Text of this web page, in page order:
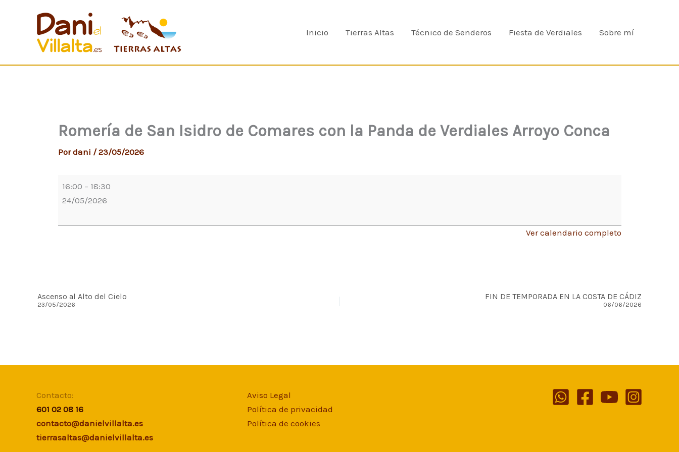
contenido
Inicio Tierras Altas Técnico de Senderos Fiesta de Verdiales Sobre mí
Romería de San Isidro de Comares con la Panda de Verdiales Arroyo Conca
Pordani /23/05/2026
de
San
Isidro
de
de
Verdiales
16:00 – 18:30
24/05/2026
Ver calendario completo
Ascenso al Alto del Cielo
23/05/2026
FIN DE TEMPORADA EN LA COSTA DE CÁDIZ
06/06/2026
Contacto:
601 02 08 16
contacto@danielvillalta.es
tierrasaltas@danielvillalta.es
Aviso Legal
Política de privacidad
Política de cookies